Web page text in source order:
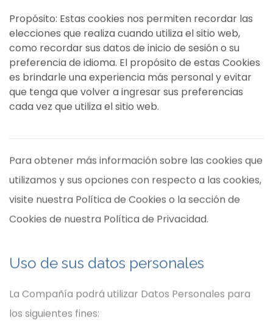
Propósito: Estas cookies nos permiten recordar las
elecciones que realiza cuando utiliza el sitio web,
como recordar sus datos de inicio de sesión o su
preferencia de idioma. El propósito de estas Cookies
es brindarle una experiencia más personal y evitar
que tenga que volver a ingresar sus preferencias
cada vez que utiliza el sitio web.
Para obtener más información sobre las cookies que
utilizamos y sus opciones con respecto a las cookies,
visite nuestra Política de Cookies o la sección de
Cookies de nuestra Política de Privacidad.
Uso de sus datos personales
La Compañía podrá utilizar Datos Personales para
los siguientes fines: